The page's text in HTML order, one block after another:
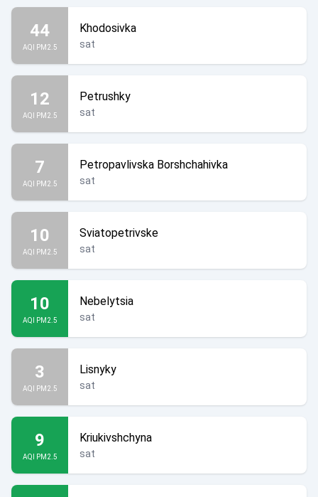
44
AQI PM2.5
Khodosivka
sat
12
AQI PM2.5
Petrushky
sat
7
AQI PM2.5
Petropavlivska Borshchahivka
sat
10
AQI PM2.5
Sviatopetrivske
sat
10
AQI PM2.5
Nebelytsia
sat
3
AQI PM2.5
Lisnyky
sat
9
AQI PM2.5
Kriukivshchyna
sat